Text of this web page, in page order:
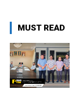
MUST READ